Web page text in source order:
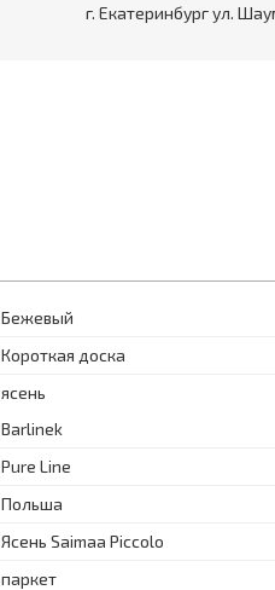
г. Екатеринбург ул.
Бежевый
Короткая доска
ясень
Barlinek
Pure Line
Польша
Ясень Saimaa Piccolo
паркет